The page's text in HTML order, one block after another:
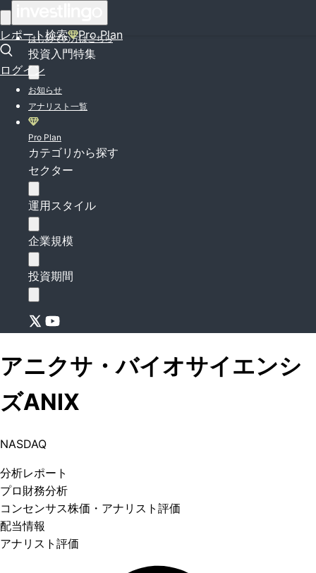
レポート検索 Pro Plan
ログイン
はじめての方はこちら
投資入門特集
お知らせ
アナリスト一覧
Pro Plan
カテゴリから探す
セクター
運用スタイル
企業規模
投資期間
アニクサ・バイオサイエンシ
ズANIX
NASDAQ
分析レポート
プロ 財務分析
コンセンサス株価 ・アナリスト評価
配当情報
アナリスト評価